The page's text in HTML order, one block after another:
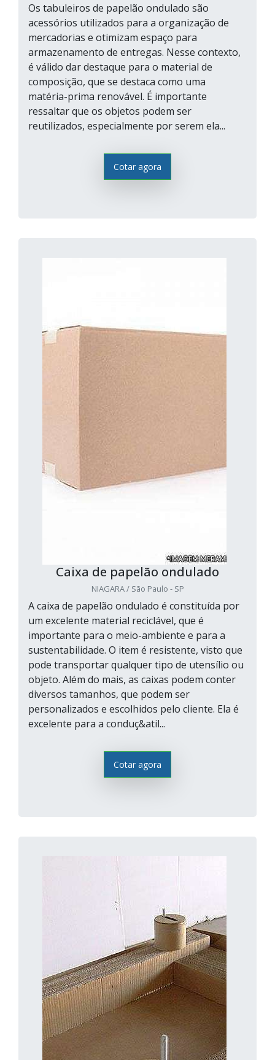
Os tabuleiros de papelão ondulado são
acessórios utilizados para a organização de
mercadorias e otimizam espaço para
armazenamento de entregas. Nesse contexto,
é válido dar destaque para o material de
composição, que se destaca como uma
matéria-prima renovável. É importante
ressaltar que os objetos podem ser
reutilizados, especialmente por serem ela...
Cotar agora
Caixa de papelão ondulado
NIAGARA / São Paulo - SP
A caixa de papelão ondulado é constituída por
um excelente material reciclável, que é
importante para o meio-ambiente e para a
sustentabilidade. O item é resistente, visto que
pode transportar qualquer tipo de utensílio ou
objeto. Além do mais, as caixas podem conter
diversos tamanhos, que podem ser
personalizados e escolhidos pelo cliente. Ela é
excelente para a conduç&atil...
Cotar agora